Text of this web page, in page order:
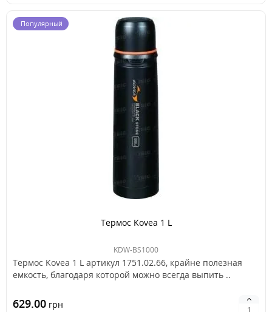
Популярный
Термос Kovea 1 L
KDW-BS1000
Термос Kovea 1 L артикул 1751.02.66, крайне полезная
емкость, благодаря которой можно всегда выпить ..
629.00 грн